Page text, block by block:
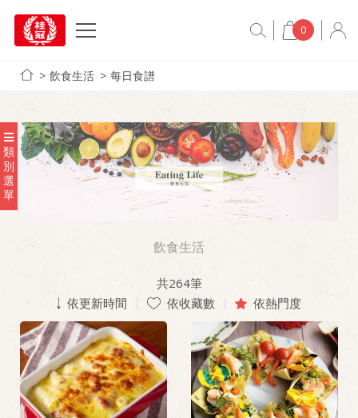
0
飲食生活 每日食譜
類
別
選
單
飲食生活
共264筆
依更新時間
依收藏數 依熱門度